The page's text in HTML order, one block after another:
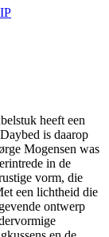
heeft een
is daarop
Mogensen was
in de
vorm, die
een lichtheid die
ontwerp